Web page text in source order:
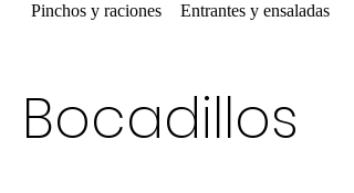
Pinchos y raciones Entrantes y ensaladas
Bocadillos